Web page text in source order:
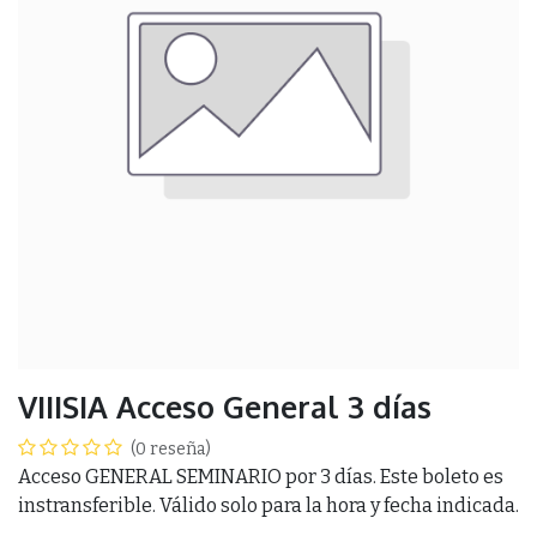
VIIISIA Acceso General 3 días
(0 reseña)
Acceso GENERAL SEMINARIO por 3 días. Este boleto es
instransferible. Válido solo para la hora y fecha indicada.